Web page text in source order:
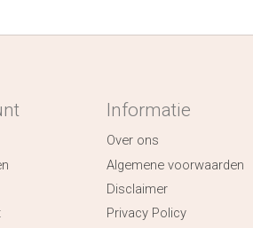
Informatie
Over ons
Algemene voorwaarden
Disclaimer
Privacy Policy